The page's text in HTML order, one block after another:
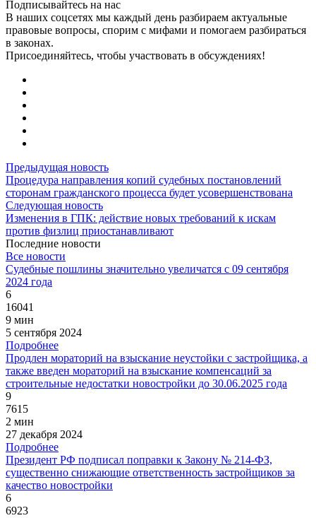
Подписывайтесь на нас
В наших соцсетях мы каждый день разбираем актуальные
правовые вопросы, спорим с мифами и помогаем разбираться
в законах.
Присоединяйтесь, чтобы участвовать в обсуждениях!
Предыдущая новость
Процедура направления копий судебных постановлений
сторонам гражданского процесса будет усовершенствована
Следующая новость
Изменения в ГПК: действие новых требований к искам
против физлиц приостанавливают
Последние новости
Все новости
Судебные пошлины значительно увеличатся с 09 сентября
2024 года
6
16041
9 мин
5 сентября 2024
Подробнее
Продлен мораторий на взыскание неустойки с застройщика, а
также введен мораторий на взыскание компенсаций за
строительные недостатки новостройки до 30.06.2025 года
9
7615
2 мин
27 декабря 2024
Подробнее
Президент РФ подписал поправки к Закону № 214-ФЗ,
существенно снижающие ответственность застройщиков за
качество новостройки
6
6923